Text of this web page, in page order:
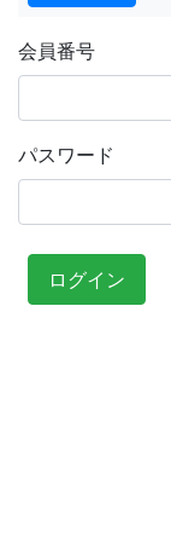
会員番号
パスワード